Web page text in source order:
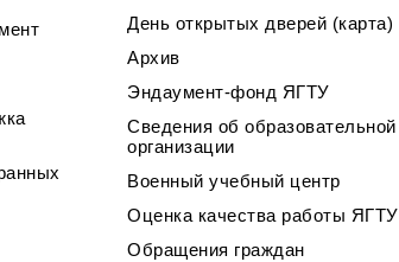
День открытых дверей (карта)
Архив
Эндаумент-фонд ЯГТУ
Сведения об образовательной
организации
Военный учебный центр
Оценка качества работы ЯГТУ
Обращения граждан